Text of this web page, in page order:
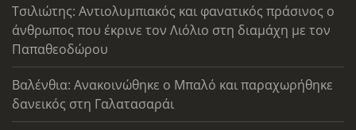
Τσιλιώτης: Αντιολυμπιακός και φανατικός πράσινος ο
άνθρωπος που έκρινε τον Λιόλιο στη διαμάχη με τον
Παπαθεοδώρου
Βαλένθια: Ανακοινώθηκε ο Μπαλό και παραχωρήθηκε
δανεικός στη Γαλατασαράι